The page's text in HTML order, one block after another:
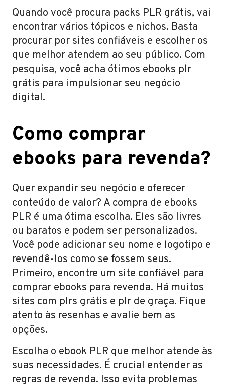
Quando você procura packs PLR grátis, vai
encontrar vários tópicos e nichos. Basta
procurar por sites confiáveis e escolher os
que melhor atendem ao seu público. Com
pesquisa, você acha ótimos ebooks plr
grátis para impulsionar seu negócio
digital.
Como comprar
ebooks para revenda?
Quer expandir seu negócio e oferecer
conteúdo de valor? A compra de ebooks
PLR é uma ótima escolha. Eles são livres
ou baratos e podem ser personalizados.
Você pode adicionar seu nome e logotipo e
revendê-los como se fossem seus.
Primeiro, encontre um site confiável para
comprar ebooks para revenda. Há muitos
sites com plrs grátis e plr de graça. Fique
atento às resenhas e avalie bem as
opções.
Escolha o ebook PLR que melhor atende às
suas necessidades. É crucial entender as
regras de revenda. Isso evita problemas